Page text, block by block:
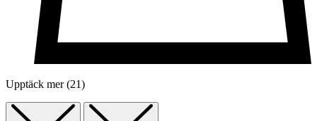
Upptäck mer (21)